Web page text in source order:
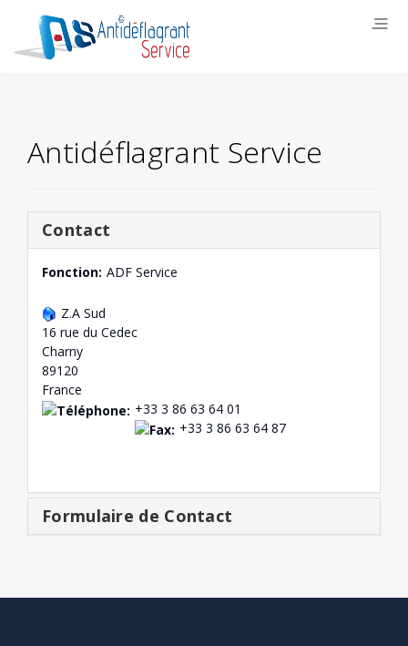
Antidéflagrant Service
Contact
Fonction: ADF Service
Z.A Sud
16 rue du Cedec
Charny
89120
France
+33 3 86 63 64 01
+33 3 86 63 64 87
Formulaire de Contact